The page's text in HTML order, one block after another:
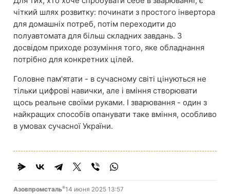
чіткий шлях розвитку: починати з простого інвертора
для домашніх потреб, потім переходити до
полуавтомата для більш складних завдань. З
досвідом приходе розуміння того, яке обладнання
потрібно для конкретних цілей.
Головне пам'ятати - в сучасному світі цінуються не
тільки цифрові навички, але і вміння створювати
щось реальне своїми руками. І зварювання - один з
найкращих способів опанувати таке вміння, особливо
в умовах сучасної України.
Азовпромсталь®14 июня 2025 13:57